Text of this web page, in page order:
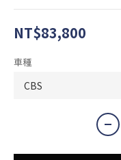
NT$83,800
車種